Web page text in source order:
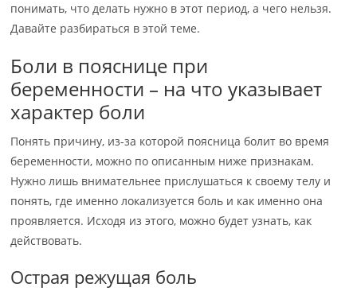
понимать, что делать нужно в этот период, а чего нельзя.
Давайте разбираться в этой теме.
Боли в пояснице при
беременности – на что указывает
характер боли
Понять причину, из-за которой поясница болит во время
беременности, можно по описанным ниже признакам.
Нужно лишь внимательнее прислушаться к своему телу и
понять, где именно локализуется боль и как именно она
проявляется. Исходя из этого, можно будет узнать, как
действовать.
Острая режущая боль